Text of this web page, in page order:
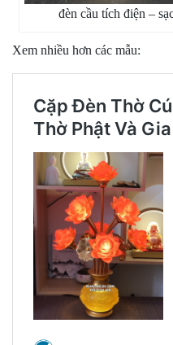
đèn cầu tích điện –
Xem nhiều hơn các mẫu: